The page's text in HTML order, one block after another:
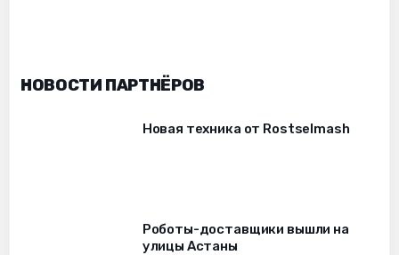
НОВОСТИ ПАРТНЁРОВ
Новая техника от Rostselmash
Роботы-доставщики вышли на
улицы Астаны